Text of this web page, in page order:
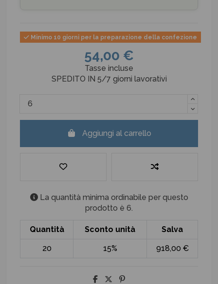
Minimo 10 giorni per la preparazione della confezione
54,00 €
Tasse incluse
SPEDITO IN 5/7 giorni lavorativi
Aggiungi al carrello
La quantità minima ordinabile per questo
prodotto è 6.
Quantità Sconto unità Salva
20 15% 918,00 €